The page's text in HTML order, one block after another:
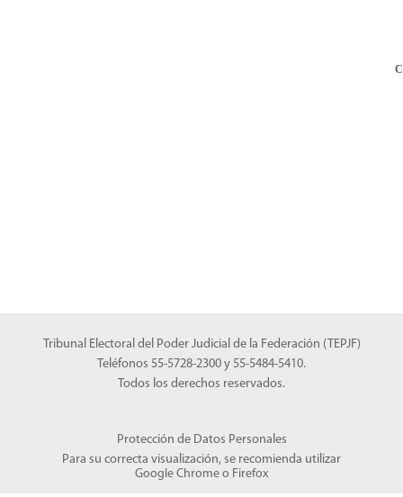
Tribunal Electoral del Poder Judicial de la Federación (TEPJF)
Teléfonos 55-5728-2300 y 55-5484-5410.
Todos los derechos reservados.
Protección de Datos Personales
Para su correcta visualización, se recomienda utilizar
Google Chrome o Firefox